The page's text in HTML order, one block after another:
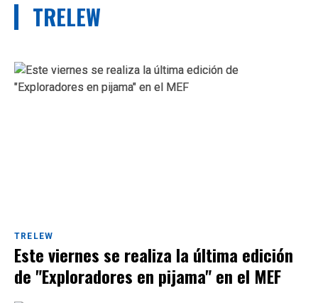
TRELEW
TRELEW
Este viernes se realiza la última edición
de "Exploradores en pijama" en el MEF